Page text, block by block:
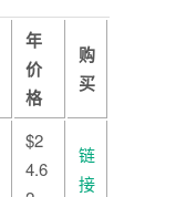
年
价
格
购
买
$2
4.6
链
接